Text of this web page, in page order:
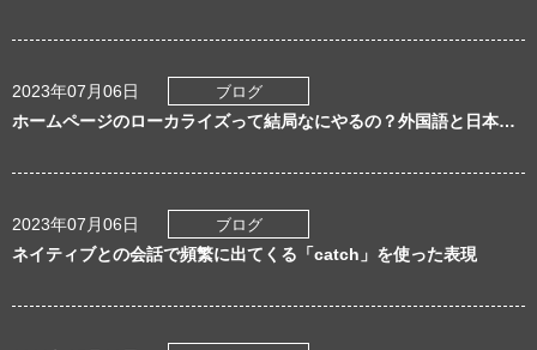
2023年07月06日 ブログ
ホームページのローカライズって結局なにやるの？外国語と日本語のホームページを徹底比較
2023年07月06日 ブログ
ネイティブとの会話で頻繁に出てくる「catch」を使った表現